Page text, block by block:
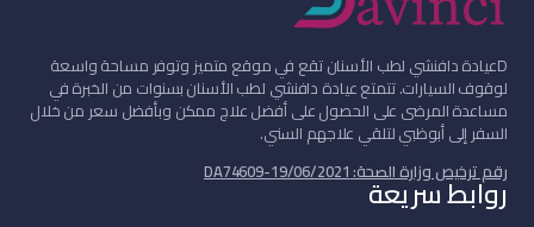
روابط سريعة
Dعيادة دافنشي لطب الأسنان تقع في موقع متميز وتوفر مساحة واسعة
لوقوف السيارات. تتمتع عيادة دافنشي لطب الأسنان بسنوات من الخبرة في
مساعدة المرضى على الحصول على أفضل علاج ممكن وبأفضل سعر من خلال
السفر إلى أبوظبي لتلقي علاجهم السني.
رقم ترخيص وزارة الصحة: DA74609-19/06/2021